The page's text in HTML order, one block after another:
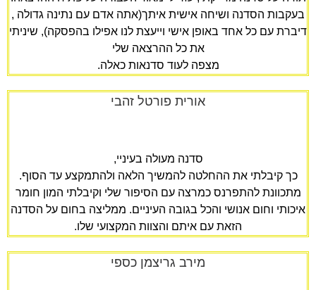
בעקבות הסדנה ושיחה אישית איתך(אתה אדם עם נתינה גדולה ,
דיברת עם כל אחד באופן אישי וייעצת לנו אפילו בהפסקה), שיניתי
את כל ההרצאה שלי
מצפה לעוד סדנאות כאלה.
אורית פורטל זהבי
סדנה מעולה בעיניי,
כך קיבלתי את ההחלטה להמשיך הלאה ולהתמקצע עד הסוף.
מתכוונת להתפרנס כמרצה עם הסיפור שלי וקיבלתי המון חומר
איכותי וחום אנושי והכל בגובה העיניים. ממליצה בחום על הסדנה
הזאת עם איתם והצוות המקצועי שלו.
מירב גריצמן כספי